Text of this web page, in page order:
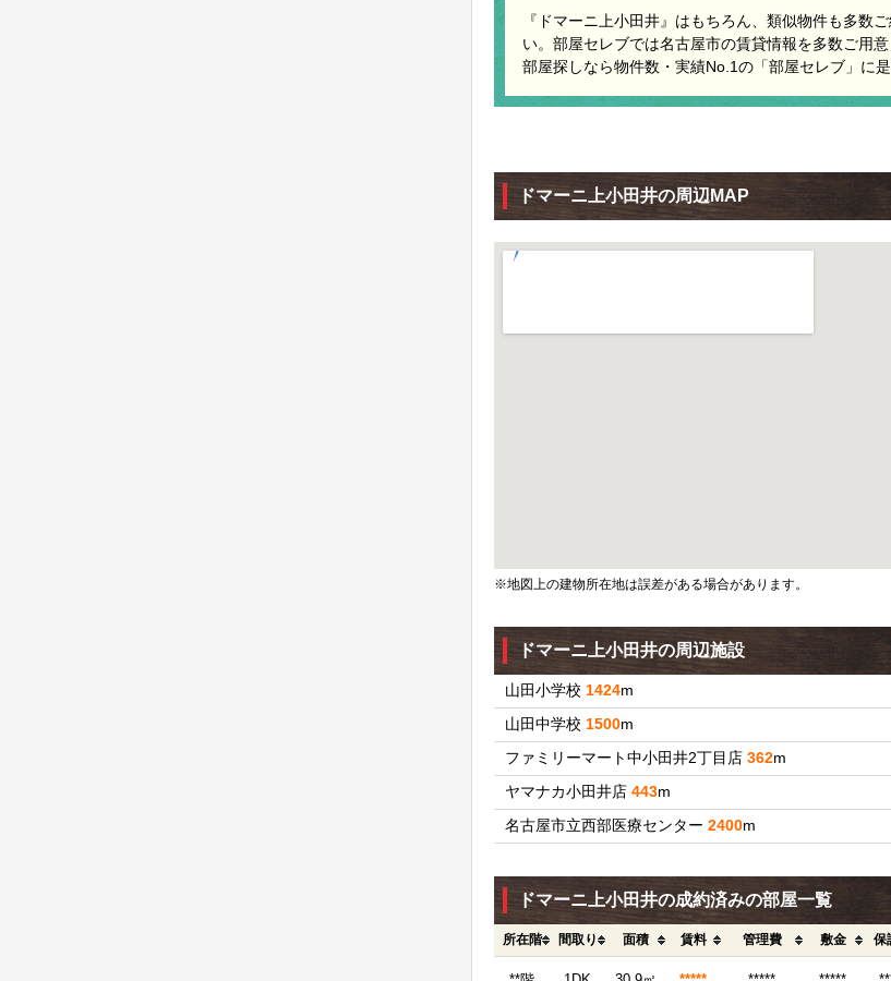
『ドマーニ上小田井』はもちろん、類似物件も多数
い。部屋セレブでは名古屋市の賃貸情報を多数ご用
部屋探しなら物件数・実績No.1の「部屋セレブ」に是
ドマーニ上小田井の周辺MAP
※地図上の建物所在地は誤差がある場合があります。
ドマーニ上小田井の周辺施設
山田小学校 1424m
山田中学校 1500m
ファミリーマート中小田井2丁目店 362m
ヤマナカ小田井店 443m
名古屋市立西部医療センター 2400m
ドマーニ上小田井の成約済みの部屋一覧
所在階 間取り 面積 賃料 管理費 敷金 保